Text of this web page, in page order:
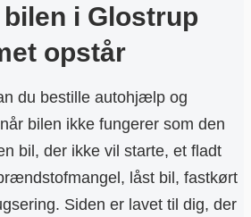
i Glostrup
opstår
du bestille autohjælp og
bilen ikke fungerer som den
bil, der ikke vil starte, et fladt
låst bil, fastkørt
Siden er lavet til dig, der